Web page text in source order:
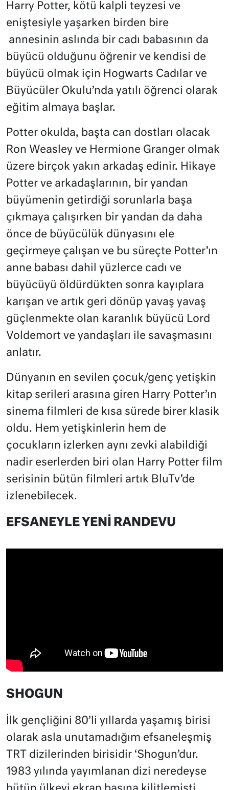
Harry Potter, kötü kalpli teyzesi ve
eniştesiyle yaşarken birden bire
annesinin aslında bir cadı babasının da
büyücü olduğunu öğrenir ve kendisi de
büyücü olmak için Hogwarts Cadılar ve
Büyücüler Okulu’nda yatılı öğrenci olarak
eğitim almaya başlar.
Potter okulda, başta can dostları olacak
Ron Weasley ve Hermione Granger olmak
üzere birçok yakın arkadaş edinir. Hikaye
Potter ve arkadaşlarının, bir yandan
büyümenin getirdiği sorunlarla başa
çıkmaya çalışırken bir yandan da daha
önce de büyücülük dünyasını ele
geçirmeye çalışan ve bu süreçte Potter’ın
anne babası dahil yüzlerce cadı ve
büyücüyü öldürdükten sonra kayıplara
karışan ve artık geri dönüp yavaş yavaş
güçlenmekte olan karanlık büyücü Lord
Voldemort ve yandaşları ile savaşmasını
anlatır.
Dünyanın en sevilen çocuk/genç yetişkin
kitap serileri arasına giren Harry Potter’ın
sinema filmleri de kısa sürede birer klasik
oldu. Hem yetişkinlerin hem de
çocukların izlerken aynı zevki alabildiği
nadir eserlerden biri olan Harry Potter film
serisinin bütün filmleri artık BluTv’de
izlenebilecek.
EFSANEYLE YENİ RANDEVU
SHOGUN
İlk gençliğini 80’li yıllarda yaşamış birisi
olarak asla unutamadığım efsaneleşmiş
TRT dizilerinden birisidir ‘Shogun’dur.
1983 yılında yayımlanan dizi neredeyse